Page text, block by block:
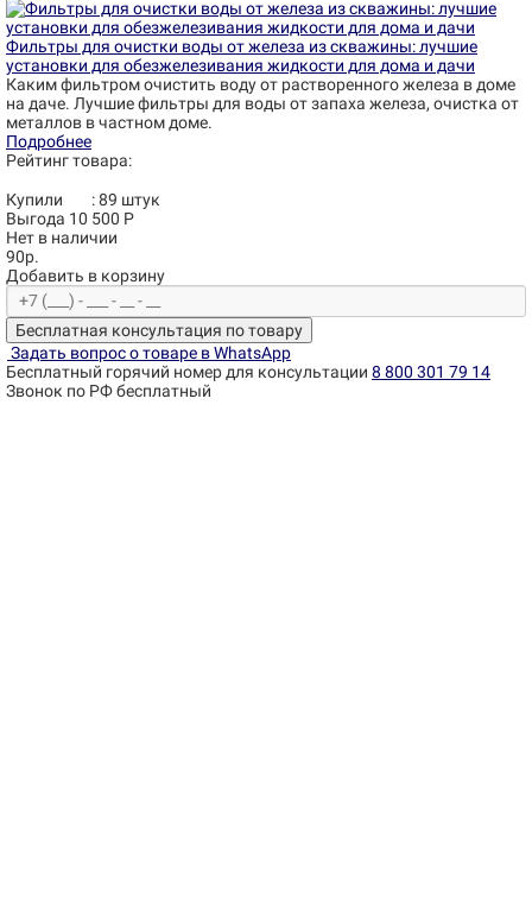
Фильтры для очистки воды от железа из скважины: лучшие
установки для обезжелезивания жидкости для дома и дачи
Каким фильтром очистить воду от растворенного железа в доме
на даче. Лучшие фильтры для воды от запаха железа, очистка от
металлов в частном доме.
Подробнее
Рейтинг товара:
Купили :89 штук
Выгода 10 500 Р
Нет в наличии
90р.
Добавить в корзину
Бесплатная консультация по товару
Задать вопрос о товаре в WhatsApp
Бесплатный горячий номер для консультации 8 800 301 79 14
Звонок по РФ бесплатный